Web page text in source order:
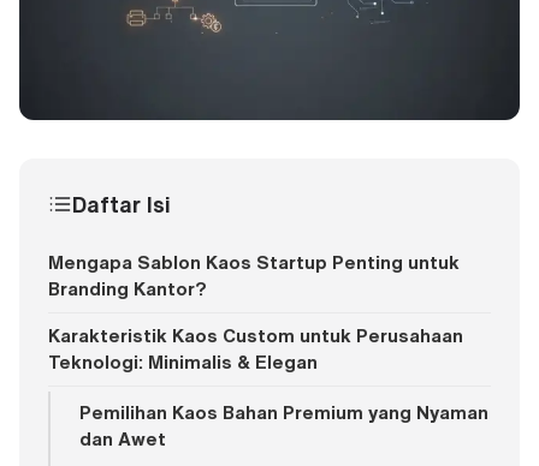
Daftar Isi
Mengapa Sablon Kaos Startup Penting untuk
Branding Kantor?
Karakteristik Kaos Custom untuk Perusahaan
Teknologi: Minimalis & Elegan
Pemilihan Kaos Bahan Premium yang Nyaman
dan Awet